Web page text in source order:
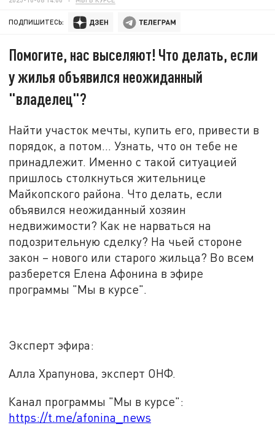
ПОДПИШИТЕСЬ:
Помогите, нас выселяют! Что делать, если
у жилья объявился неожиданный
"владелец"?
Найти участок мечты, купить его, привести в
порядок, а потом... Узнать, что он тебе не
принадлежит. Именно с такой ситуацией
пришлось столкнуться жительнице
Майкопского района. Что делать, если
объявился неожиданный хозяин
недвижимости? Как не нарваться на
подозрительную сделку? На чьей стороне
закон – нового или старого жильца? Во всем
разберется Елена Афонина в эфире
программы "Мы в курсе".
Эксперт эфира:
Алла Храпунова, эксперт ОНФ.
Канал программы "Мы в курсе":
https://t.me/afonina_news